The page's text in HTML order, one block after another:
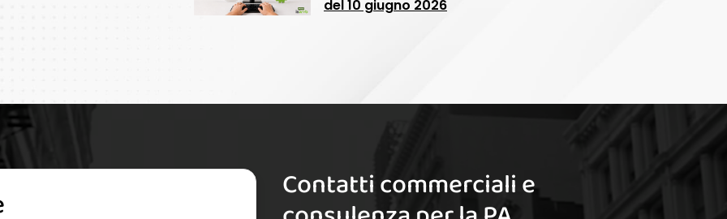
del 10 giugno 2026
Contatti commerciali e